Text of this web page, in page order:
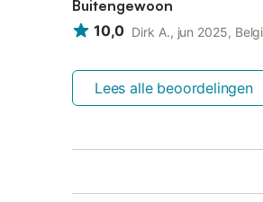
Buitengewoon
10,0 Dirk A., jun 2025,
Lees alle beoordelingen